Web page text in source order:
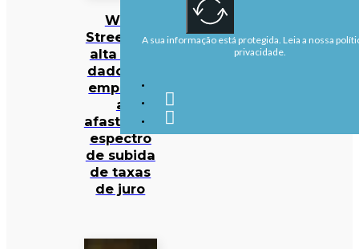
Wall
Street em
alta com
dados de
emprego
a
afastarem
espectro
de subida
de taxas
de juro
A sua informação está protegida. Leia a nossa
privacidade.